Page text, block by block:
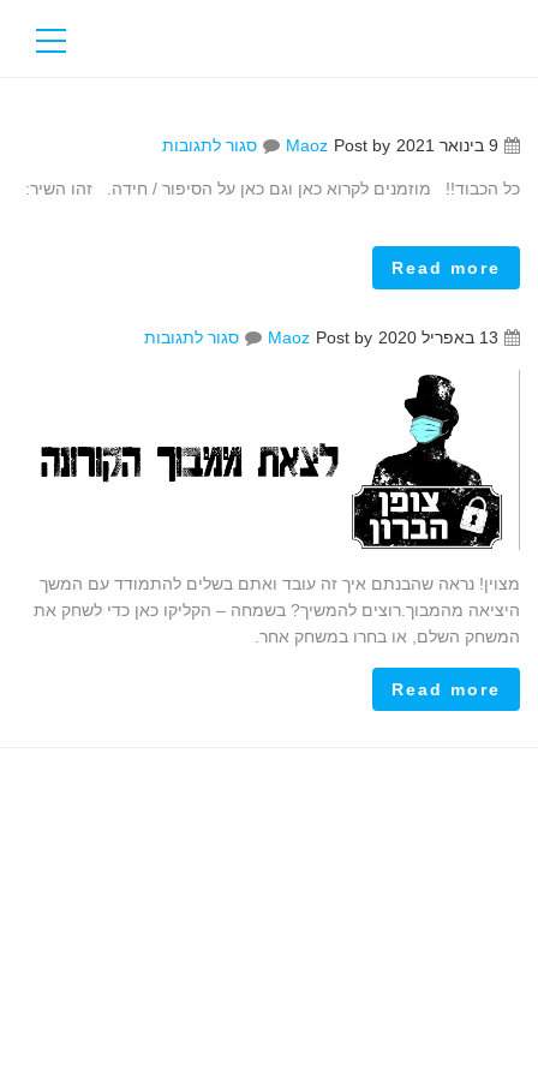
9 בינואר 2021 Post by
Maoz סגור לתגובותעל
כל הכבוד!! מוזמנים לקרוא כאן וגם כאן על הסיפור / חידה. זהו השיר:
Read more
13 באפריל 2020 Post by
Maoz סגור לתגובותעל
מצוין! נראה שהבנתם איך זה עובד ואתם בשלים להתמודד עם המשך
היציאה מהמבוך.רוצים להמשיך? בשמחה – הקליקו כאן כדי לשחק את
המשחק השלם, או בחרו במשחק אחר.
Read more